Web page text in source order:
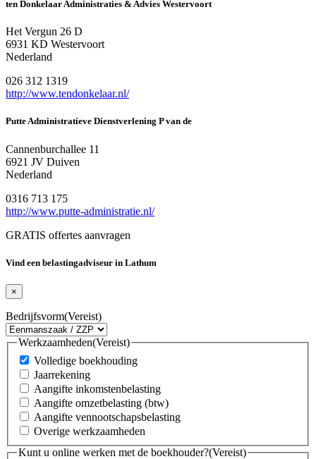
ten Donkelaar Administraties & Advies Westervoort
Het Vergun 26 D
6931 KD Westervoort
Nederland
026 312 1319
http://www.tendonkelaar.nl/
Putte Administratieve Dienstverlening P van de
Cannenburchallee 11
6921 JV Duiven
Nederland
0316 713 175
http://www.putte-administratie.nl/
GRATIS offertes aanvragen
Vind een belastingadviseur in Lathum
×
Bedrijfsvorm(Vereist)
Werkzaamheden(Vereist)
Volledige boekhouding
Jaarrekening
Aangifte inkomstenbelasting
Aangifte omzetbelasting (btw)
Aangifte vennootschapsbelasting
Overige werkzaamheden
Kunt u online werken met de boekhouder?(Vereist)